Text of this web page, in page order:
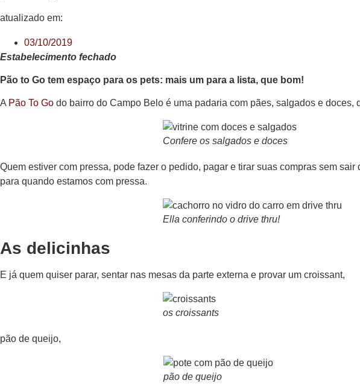
atualizado em:
03/10/2019
Estabelecimento fechado
Pão to Go tem espaço para os pets: mais um para a lista, que bom!
A Pão To Go do bairro do Campo Belo é uma padaria com pães, salgados e
Confere os salgados e doces
Quem estiver com pressa, pode fazer o pedido, pagar e tirar suas compras sem
para quando estamos com pressa.
Ella conferindo o drive thru!
As delicinhas
E já quem quiser parar, sentar nas mesas da parte externa e provar um croissant,
os croissants
pão de queijo,
pão de queijo